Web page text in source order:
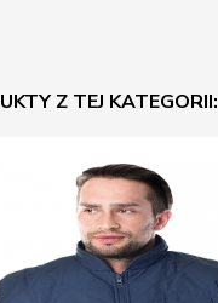
Z TEJ KATEGORII: